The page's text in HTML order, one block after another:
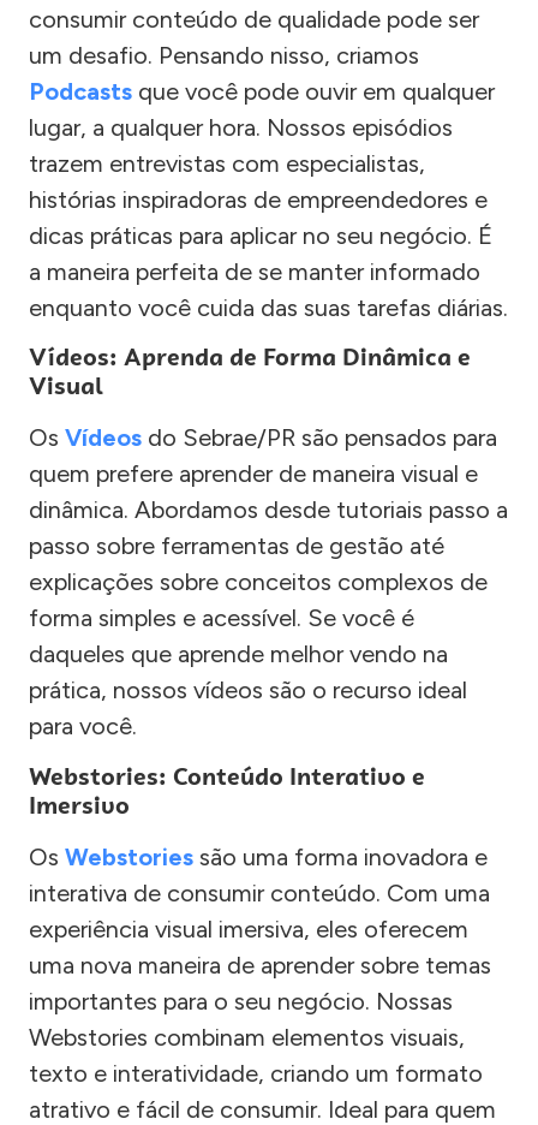
consumir conteúdo de qualidade pode ser
um desafio. Pensando nisso, criamos
Podcasts que você pode ouvir em qualquer
lugar, a qualquer hora. Nossos episódios
trazem entrevistas com especialistas,
histórias inspiradoras de empreendedores e
dicas práticas para aplicar no seu negócio. É
a maneira perfeita de se manter informado
enquanto você cuida das suas tarefas diárias.
Vídeos: Aprenda de Forma Dinâmica e
Visual
Os Vídeos do Sebrae/PR são pensados para
quem prefere aprender de maneira visual e
dinâmica. Abordamos desde tutoriais passo a
passo sobre ferramentas de gestão até
explicações sobre conceitos complexos de
forma simples e acessível. Se você é
daqueles que aprende melhor vendo na
prática, nossos vídeos são o recurso ideal
para você.
Webstories: Conteúdo Interativo e
Imersivo
Os Webstories são uma forma inovadora e
interativa de consumir conteúdo. Com uma
experiência visual imersiva, eles oferecem
uma nova maneira de aprender sobre temas
importantes para o seu negócio. Nossas
Webstories combinam elementos visuais,
texto e interatividade, criando um formato
atrativo e fácil de consumir. Ideal para quem